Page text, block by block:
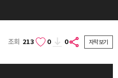
조회 213 0 0 자막보기